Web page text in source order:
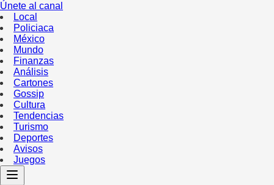
Únete al canal
Local
Policiaca
México
Mundo
Finanzas
Análisis
Cartones
Gossip
Cultura
Tendencias
Turismo
Deportes
Avisos
Juegos